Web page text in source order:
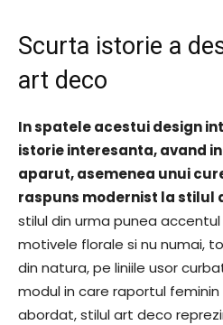
Scurta istorie a
art deco
In spatele acestui design
istorie interesanta, avand
aparut, asemenea unui
raspuns modernist la stilul
stilul din urma punea
motivele florale si nu numai,
din natura, pe liniile usor
modul in care raportul
abordat, stilul art deco